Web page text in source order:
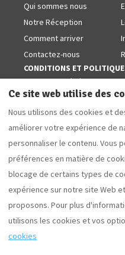
Qui sommes nous
Notre Réception
Comment arriver
Contactez-nous
CONDITIONS ET
Conditions générales
Politiques de cookies
Avis juridique
Politique de confidentialité
SUIVEZ-NOUS SUR LES
Facebook
Français EUR
Camí Forestal 3, Sant Martí
Ce site web utilise des
Nous utilisons des cookies et
améliorer votre expérience de
personnaliser le contenu. Vous
préférences en matière de
blocage de certains types de
expérience sur notre site Web
proposons. Pour plus
utilisons les cookies et vos
cookies